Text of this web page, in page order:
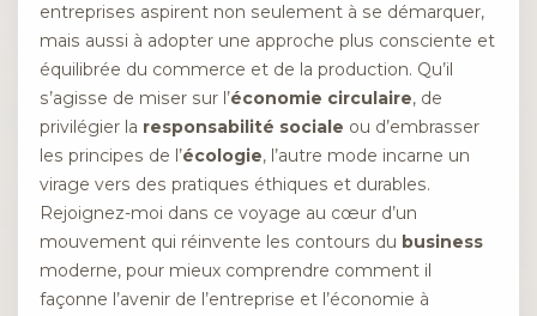
entreprises aspirent non seulement à se démarquer,
mais aussi à adopter une approche plus consciente et
équilibrée du commerce et de la production. Qu’il
s’agisse de miser sur l’économie circulaire, de
privilégier la responsabilité sociale ou d’embrasser
les principes de l’écologie, l’autre mode incarne un
virage vers des pratiques éthiques et durables.
Rejoignez-moi dans ce voyage au cœur d’un
mouvement qui réinvente les contours du business
moderne, pour mieux comprendre comment il
façonne l’avenir de l’entreprise et l’économie à